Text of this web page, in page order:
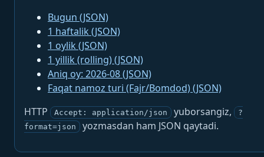
Bugun (JSON)
1 haftalik (JSON)
1 oylik (JSON)
1 yillik (rolling) (JSON)
Aniq oy: 2026-08 (JSON)
Faqat namoz turi (Fajr/Bomdod) (JSON)
HTTP
Accept: application/json yuborsangiz,
?
format=json
yozmasdan ham JSON qaytadi.